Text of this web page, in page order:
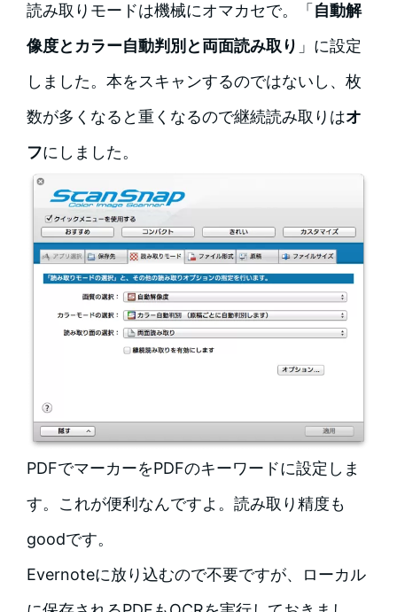
読み取りモードは機械にオマカセで。「 自動解
像度とカラー自動判別と両面読み取り 」に設定
しました。本をスキャンするのではないし、枚
数が多くなると重くなるので継続読み取りはオ
フにしました。
PDFでマーカーをPDFのキーワードに設定しま
す。これが便利なんですよ。読み取り精度も
goodです。
Evernoteに放り込むので不要ですが、ローカル